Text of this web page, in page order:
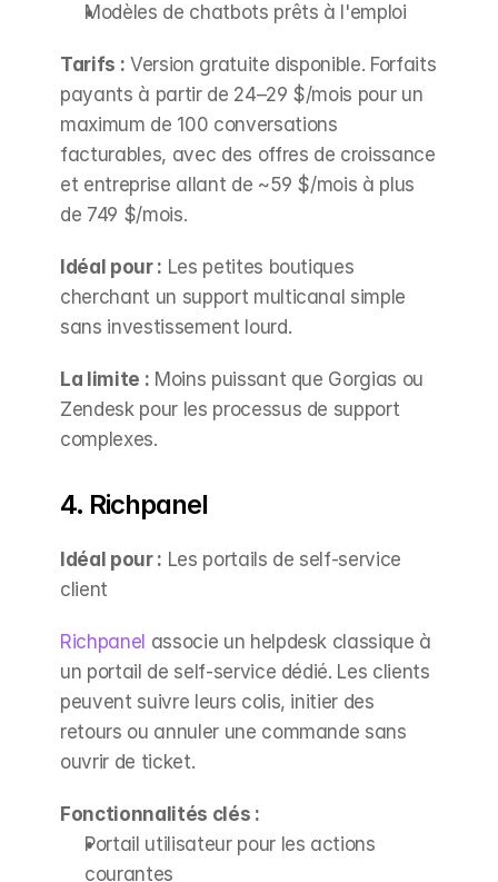
Modèles de chatbots prêts à l'emploi
Tarifs : Version gratuite disponible. Forfaits
payants à partir de 24–29 $/mois pour un
maximum de 100 conversations
facturables, avec des offres de croissance
et entreprise allant de ~59 $/mois à plus
de 749 $/mois.
Idéal pour : Les petites boutiques
cherchant un support multicanal simple
sans investissement lourd.
La limite : Moins puissant que Gorgias ou
Zendesk pour les processus de support
complexes.
4. Richpanel
Idéal pour : Les portails de self-service
client
Richpanel associe un helpdesk classique à
un portail de self-service dédié. Les clients
peuvent suivre leurs colis, initier des
retours ou annuler une commande sans
ouvrir de ticket.
Fonctionnalités clés :
Portail utilisateur pour les actions
courantes